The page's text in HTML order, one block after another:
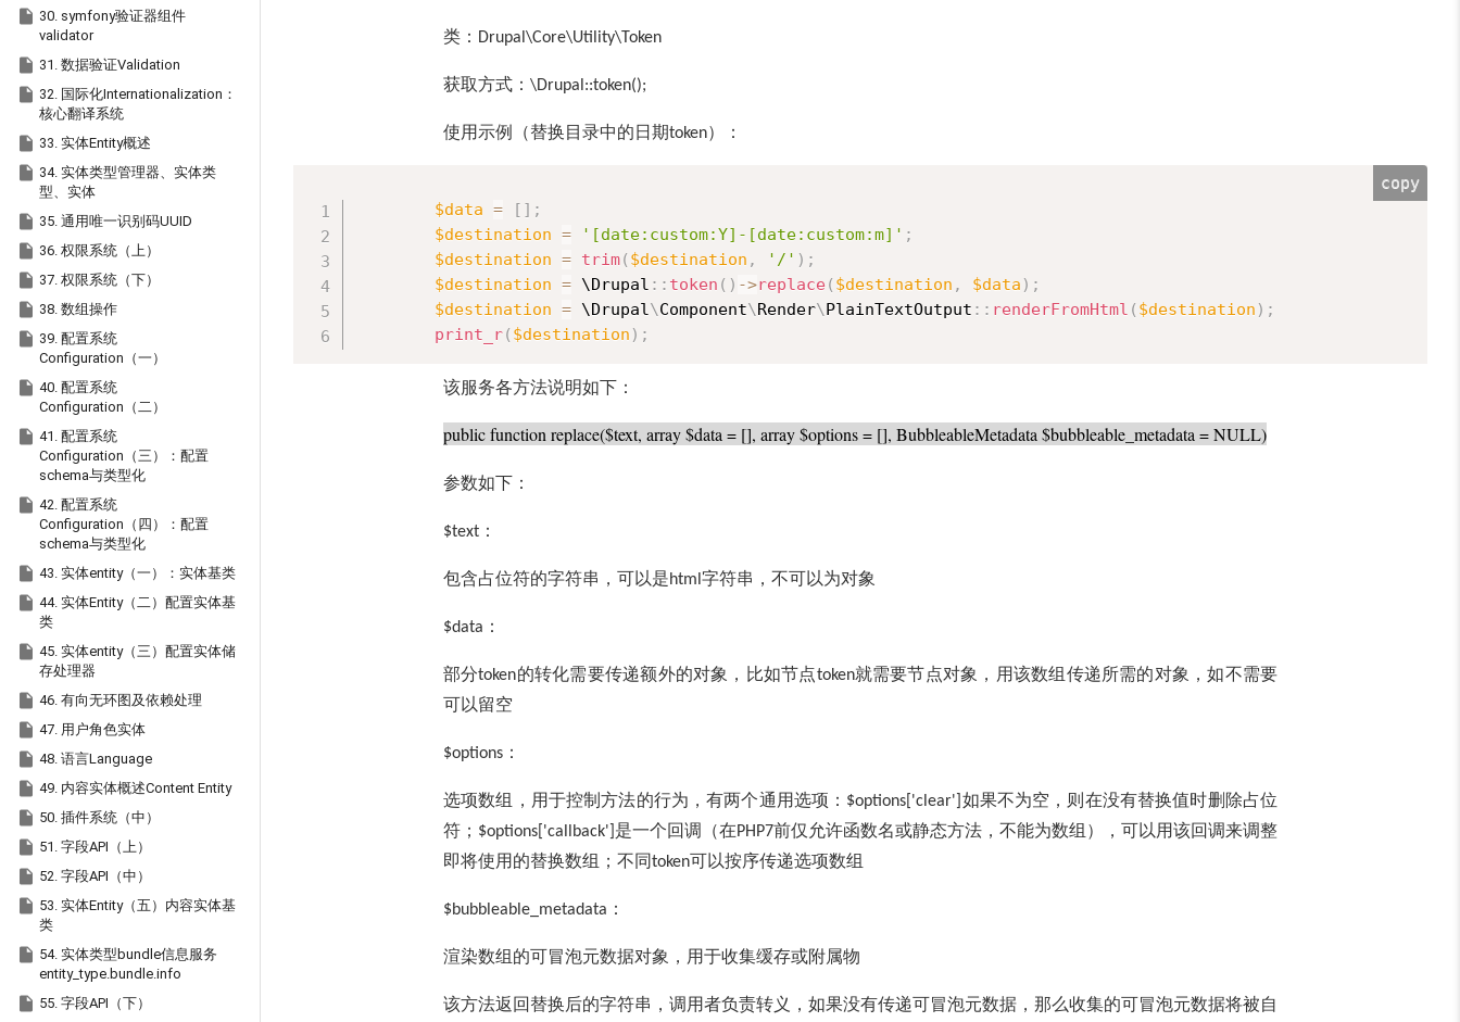
 30. symfony验证器组件
validator
 31. 数据验证Validation
 32. 国际化Internationalization：
核心翻译系统
 33. 实体Entity概述
 34. 实体类型管理器、实体类
型、实体
 35. 通用唯一识别码UUID
 36. 权限系统（上）
 37. 权限系统（下）
 38. 数组操作
 39. 配置系统
Configuration（一）
 40. 配置系统
Configuration（二）
 41. 配置系统
Configuration（三）：配置
schema与类型化
 42. 配置系统
Configuration（四）：配置
schema与类型化
 43. 实体entity（一）：实体基类
 44. 实体Entity（二）配置实体基
类
 45. 实体entity（三）配置实体储
存处理器
 46. 有向无环图及依赖处理
 47. 用户角色实体
 48. 语言Language
 49. 内容实体概述Content Entity
 50. 插件系统（中）
 51. 字段API（上）
 52. 字段API（中）
 53. 实体Entity（五）内容实体基
类
 54. 实体类型bundle信息服务
entity_type.bundle.info
 55. 字段API（下）
类： Drupal\Core\Utility\Token
获取方式： \Drupal::token();
使用示例（替换目录中的日期token）：
$data = [ ] ;
$destination = '[date:custom:Y]-[date:custom:m]' ;
$destination = trim( $destination , '/' ) ;
$destination = \Drupal : : token ( ) ->replace( $destination , $data ) ;
$destination = \Drupal\Component\Render\PlainTextOutput : : renderFromHtml ( $destination ) ;
print_r( $destination ) ;
copy
该服务各方法说明如下：
public function replace($text, array $data = [], array $options = [], BubbleableMetadata $bubbleable_metadata = NULL)
参数如下：
$text ：
包含占位符的字符串，可以是html 字符串，不可以为对象
$data ：
部分token的转化需要传递额外的对象，比如节点token就需要节点对象，用该数组传递所需的对象，如不需要
可以留空
$options ：
选项数组，用于控制方法的行为，有两个通用选项： $options['clear'] 如果不为空，则在没有替换值时删除占位
符； $options['callback'] 是一个回调（在PHP7前仅允许函数名或静态方法，不能为数组），可以用该回调来调整
即将使用的替换数组；不同token可以按序传递选项数组
$bubbleable_metadata ：
渲染数组的可冒泡元数据对象，用于收集缓存或附属物
该方法返回替换后的字符串，调用者负责转义，如果没有传递可冒泡元数据，那么收集的可冒泡元数据将被自